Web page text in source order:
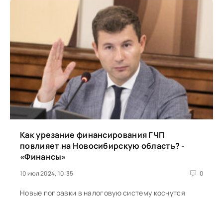
Как урезание финансирования ГЧП
повлияет на Новосибирскую область? -
«Финансы»
10 июл 2024, 10:35 0
Новые поправки в налоговую систему коснутся